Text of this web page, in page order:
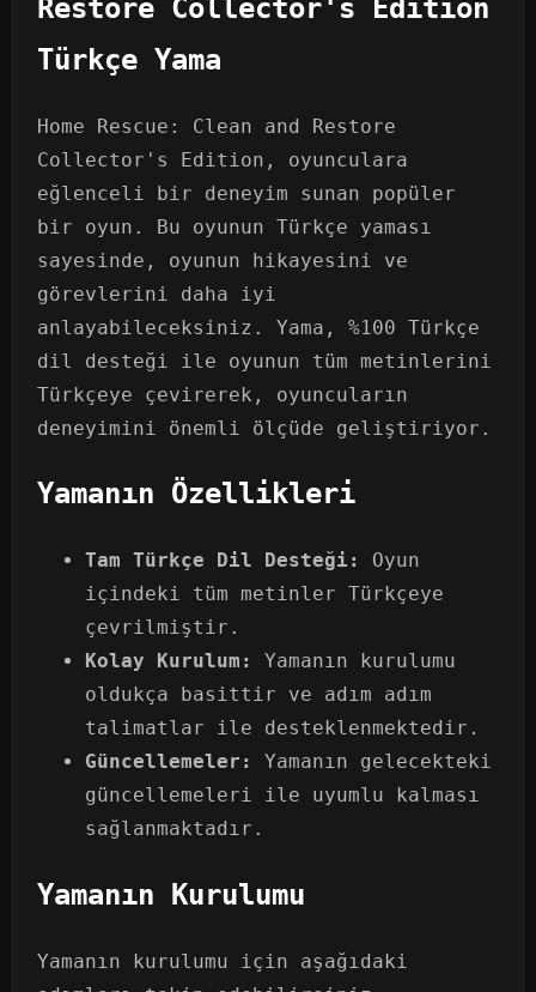
Restore Collector's Edition
Türkçe Yama
Home Rescue: Clean and Restore
Collector's Edition, oyunculara
eğlenceli bir deneyim sunan popüler
bir oyun. Bu oyunun Türkçe yaması
sayesinde, oyunun hikayesini ve
görevlerini daha iyi
anlayabileceksiniz. Yama, %100 Türkçe
dil desteği ile oyunun tüm metinlerini
Türkçeye çevirerek, oyuncuların
deneyimini önemli ölçüde geliştiriyor.
Yamanın Özellikleri
Tam Türkçe Dil Desteği:
Oyun
içindeki tüm metinler Türkçeye
çevrilmiştir.
Kolay Kurulum:
Yamanın kurulumu
oldukça basittir ve adım adım
talimatlar ile desteklenmektedir.
Güncellemeler:
Yamanın gelecekteki
güncellemeleri ile uyumlu kalması
sağlanmaktadır.
Yamanın Kurulumu
Yamanın kurulumu için aşağıdaki